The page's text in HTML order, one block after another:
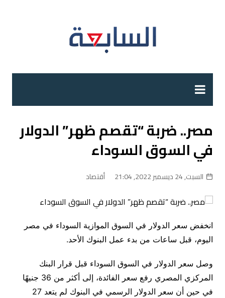
مصر.. ضربة “تقصم ظهر” الدولار
في السوق السوداء
السبت, 24 ديسمبر 2022, 21:04 أقتصاد
انخفض سعر الدولار في السوق الموازية السوداء في مصر
اليوم، قبل ساعات من بدء عمل البنوك الأحد.
وصل سعر الدولار في السوق السوداء قبل قرار البنك
المركزي المصري رفع سعر الفائدة، إلى أكثر من 36 جنيهًا
في حين أن سعر الدولار الرسمي في البنوك لم يتعد 27